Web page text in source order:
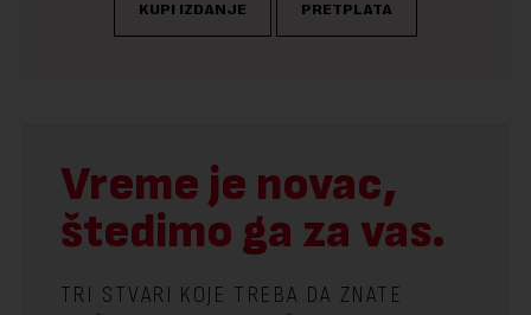
KUPI IZDANJE PRETPLATA
Vreme je novac,
štedimo ga za vas.
TRI STVARI KOJE TREBA DA ZNATE